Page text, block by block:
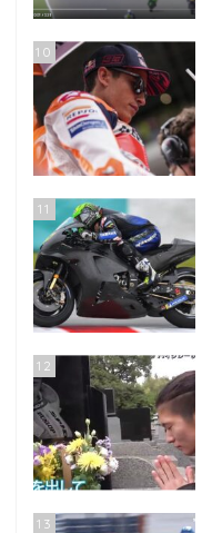
10
11
12
13